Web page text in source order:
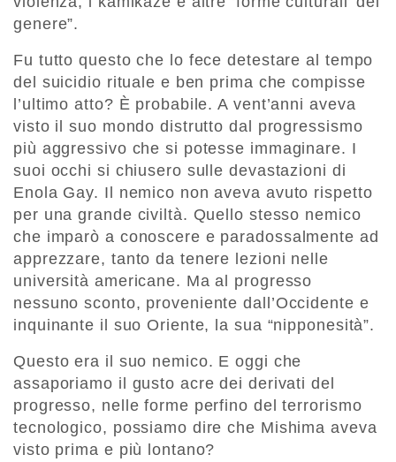
genere”.
Fu tutto questo che lo fece detestare al tempo
del suicidio rituale e ben prima che compisse
l’ultimo atto? È probabile. A vent’anni aveva
visto il suo mondo distrutto dal progressismo
più aggressivo che si potesse immaginare. I
suoi occhi si chiusero sulle devastazioni di
Enola Gay. Il nemico non aveva avuto rispetto
per una grande civiltà. Quello stesso nemico
che imparò a conoscere e paradossalmente ad
apprezzare, tanto da tenere lezioni nelle
università americane. Ma al progresso
nessuno sconto, proveniente dall’Occidente e
inquinante il suo Oriente, la sua “nipponesità”.
Questo era il suo nemico. E oggi che
assaporiamo il gusto acre dei derivati del
progresso, nelle forme perfino del terrorismo
tecnologico, possiamo dire che Mishima aveva
visto prima e più lontano?